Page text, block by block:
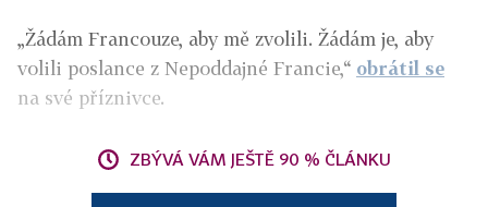
„Žádám Francouze, aby mě zvolili. Žádám je, aby
volili poslance z Nepoddajné Francie,“ obrátil se
na své příznivce.
ZBÝVÁ VÁM JEŠTĚ 90 % ČLÁNKU